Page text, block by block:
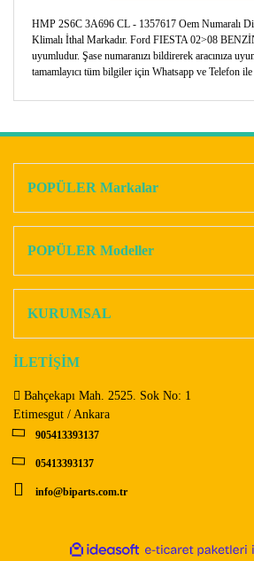
HMP 2S6C 3A696 CL - 1357617 Oem Numaralı
Klimalı İthal Markadır. Ford FIESTA 02>08
uyumludur. Şase numaranızı bildirerek aracınıza
tamamlayıcı tüm bilgiler için Whatsapp ve Telefon
Ürün açıklamasında eksik bilgiler bulunuyor.
Bu ürüne benzer farklı alternatifler olmalı.
POPÜLER Markalar
POPÜLER Modeller
KURUMSAL
İLETİŞİM
Bahçekapı Mah. 2525. Sok No: 1
Etimesgut / Ankara
905413393137
05413393137
info@biparts.com.tr
ideasoft